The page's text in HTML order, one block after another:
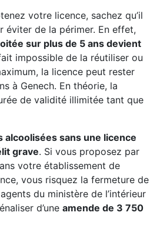
votre licence, sachez qu’il
éviter de la périmer. En effet,
sur plus de 5 ans devient
impossible de la réutiliser ou
la licence peut rester
à Genech. En théorie, la
de validité illimitée tant que
alcoolisées sans une licence
grave. Si vous proposez par
votre établissement de
vous risquez la fermeture de
du ministère de l’intérieur
d’une amende de 3 750